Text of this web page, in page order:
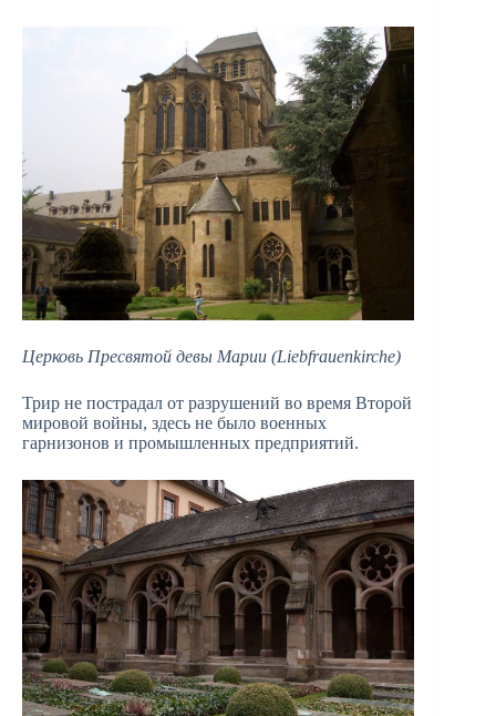
Церковь Пресвятой девы Марии (Liebfrauenkirche)
Трир не пострадал от разрушений во время Второй
мировой войны, здесь не было военных
гарнизонов и промышленных предприятий.